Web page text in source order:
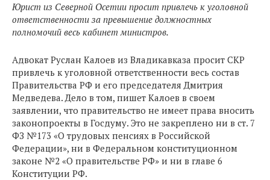
Юрист из Северной Осетии просит привлечь к уголовной
ответственности за превышение должностных
полномочий весь кабинет министров.
Адвокат Руслан Калоев из Владикавказа просит СКР
привлечь к уголовной ответственности весь состав
Правительства РФ и его председателя Дмитрия
Медведева. Дело в том, пишет Калоев в своем
заявлении, что правительство не имеет права вносить
законопроекты в Госдуму. Это не закреплено ни в ст. 7
ФЗ №173 «О трудовых пенсиях в Российской
Федерации», ни в Федеральном конституционном
законе №2 «О правительстве РФ» и ни в главе 6
Конституции РФ.